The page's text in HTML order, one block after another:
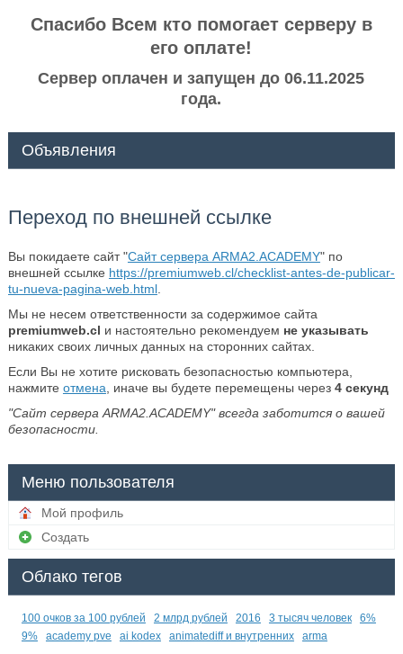
Спасибо Всем кто помогает серверу в
его оплате!
Сервер оплачен и запущен до 06.11.2025
года.
Объявления
Переход по внешней ссылке
Вы покидаете сайт "Сайт сервера ARMA2.ACADEMY" по
внешней ссылке https://premiumweb.cl/checklist-antes-de-publicar-
tu-nueva-pagina-web.html.
Мы не несем ответственности за содержимое сайта
premiumweb.cl и настоятельно рекомендуем не указывать
никаких своих личных данных на сторонних сайтах.
Если Вы не хотите рисковать безопасностью компьютера,
нажмите отмена , иначе вы будете перемещены через 4секунд
"Сайт сервера ARMA2.ACADEMY" всегда заботится о вашей
безопасности.
Меню пользователя
Мой профиль
Создать
Облако тегов
100 очков за 100 рублей 2 млрд рублей 2016 3 тысяч человек
6%
9%
academy pve ai kodex animatediff и внутренних arma